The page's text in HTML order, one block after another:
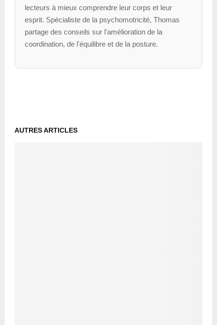
lecteurs à mieux comprendre leur corps et leur
esprit. Spécialiste de la psychomotricité, Thomas
partage des conseils sur l'amélioration de la
coordination, de l'équilibre et de la posture.
AUTRES ARTICLES